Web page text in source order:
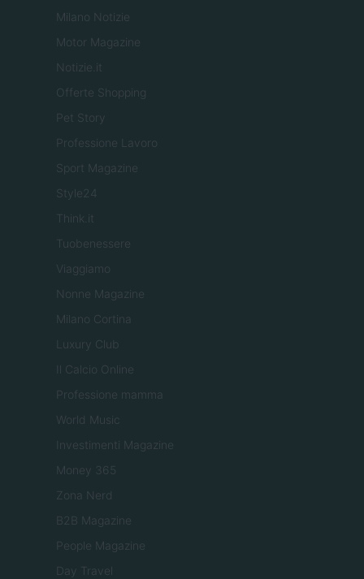
Milano Notizie
Motor Magazine
Notizie.it
Offerte Shopping
Pet Story
Professione Lavoro
Sport Magazine
Style24
Think.it
Tuobenessere
Viaggiamo
Nonne Magazine
Milano Cortina
Luxury Club
Il Calcio Online
Professione mamma
World Music
Investimenti Magazine
Money 365
Zona Nerd
B2B Magazine
People Magazine
Day Travel